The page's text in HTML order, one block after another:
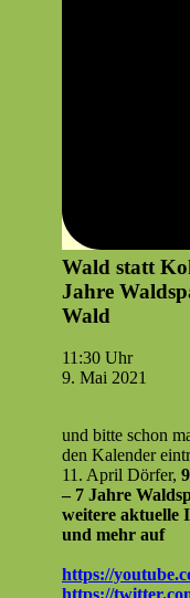
Wald statt
Jahre
Wald
Wald
statt
das
Jubiläum
–
7
Jahre
Waldspazier­
Ham­
11:30 Uhr
9. Mai 2021
und bitte schon
den Kalen­der
11. April Dör­fer,
– 7 Jahre
weit­ere aktuelle
und mehr auf
https://